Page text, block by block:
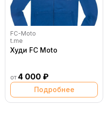
FC-Moto
t.me
Худи FC Moto
от 4 000 ₽
Подробнее